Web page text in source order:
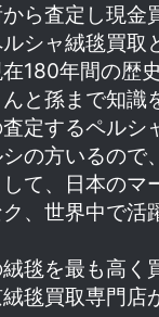
ら査定し現金
シャ絨毯買取
180年間の歴
と孫まで知識
定するペルシ
の方いるので
て、日本のマ
、世界中で活
毯を最も高く
毯買取専門店